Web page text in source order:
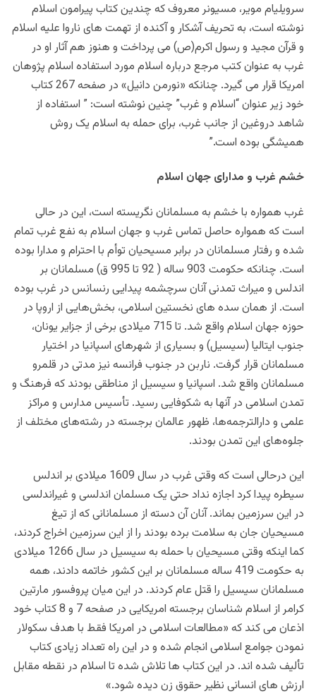
سرویلیام مویر، مسیونر معروف که چندین کتاب پیرامون اسلام
نوشته است، به تحریف آشکار و آکنده از تهمت های ناروا علیه اسلام
و قرآن مجید و رسول اکرم(ص) می پرداخت و هنوز هم آثار او در
غرب به عنوان کتب مرجع درباره اسلام مورد استفاده اسلام پژوهان
امریکا قرار می گیرد. چنانکه «نورمن دانیل» در صفحه 267 کتاب
خود زیر عنوان “اسلام و غرب” چنین نوشته است: ” استفاده از
شاهد دروغین از جانب غرب، برای حمله به اسلام یک روش
همیشگی بوده است.”
خشم غرب و مدارای جهان اسلام
غرب همواره با خشم به مسلمانان نگریسته است، این در حالی
است که همواره حاصل تماس غرب و جهان اسلام به نفع غرب تمام
شده و رفتار مسلمانان در برابر مسیحیان توأم با احترام و مدارا بوده
است. چنانکه حکومت 903 ساله ( 92 تا 995 ق) مسلمانان بر
اندلس و میراث تمدنی آنان سرچشمه پیدایی رنسانس در غرب بوده
است. از همان سده های نخستین اسلامى، بخش‌هایى از اروپا در
حوزه جهان اسلام واقع شد. تا 715 میلادى برخى از جزایر یونان،
جنوب ایتالیا (سیسیل) و بسیارى از شهرهاى اسپانیا در اختیار
مسلمانان قرار گرفت. ناربن در جنوب فرانسه نیز مدتى در قلمرو
مسلمانان واقع شد. اسپانیا و سیسیل از مناطقى بودند که فرهنگ و
تمدن اسلامى در آنها به شکوفایى رسید. تأسیس مدارس و مراکز
علمى و دارالترجمه‌ها، ظهور عالمان برجسته در رشته‌هاى مختلف از
جلوه‌هاى این تمدن بودند.
این درحالی است که وقتی غرب در سال 1609 میلادی بر اندلس
سیطره پیدا کرد اجازه نداد حتی یک مسلمان اندلسی و غیراندلسی
در این سرزمین بماند. آنان آن دسته از مسلمانانی که از تیغ
مسیحیان جان به سلامت برده بودند را از این سرزمین اخراج کردند،
کما اینکه وقتی مسیحیان با حمله به سیسیل در سال 1266 میلادی
به حکومت 419 ساله مسلمانان بر این کشور خاتمه دادند، همه
مسلمانان سیسیل را قتل عام کردند. در این میان پروفسور مارتین
کرامر از اسلام شناسان برجسته امریکایی در صفحه 7 و 8 کتاب خود
اذعان می کند که «مطالعات اسلامی در امریکا فقط با هدف سکولار
نمودن جوامع اسلامی انجام شده و در این راه تعداد زیادی کتاب
تألیف شده اند. در این کتاب ها تلاش شده تا اسلام در نقطه مقابل
ارزش های انسانی نظیر حقوق زن دیده شود.»